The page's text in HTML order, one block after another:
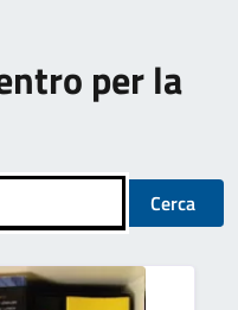
per la
Cerca